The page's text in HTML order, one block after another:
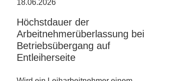
18.06.2026
Höchstdauer der
Arbeitnehmerüberlassung bei
Betriebsübergang auf
Entleiherseite